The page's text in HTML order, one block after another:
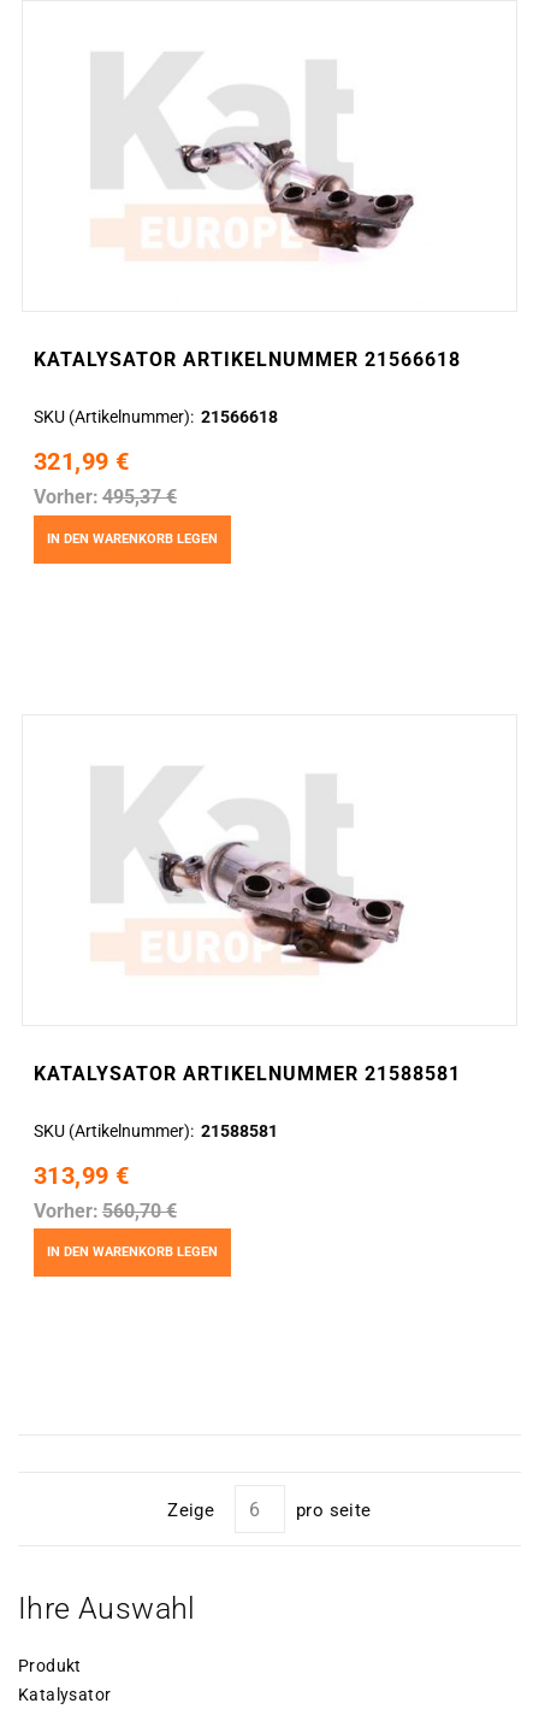
KATALYSATOR ARTIKELNUMMER 21566618
SKU (Artikelnummer) 21566618
321,99 €
Vorher: 495,37 €
IN DEN WARENKORB LEGEN
KATALYSATOR ARTIKELNUMMER 21588581
SKU (Artikelnummer) 21588581
313,99 €
Vorher: 560,70 €
IN DEN WARENKORB LEGEN
Zeige pro seite
Ihre Auswahl
Produkt
Katalysator